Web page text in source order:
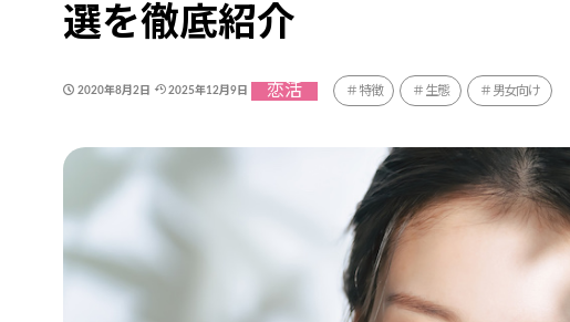
選を徹底紹介
2020年8月2日 2025年12月9日 恋活 特徴 生態 男女向け